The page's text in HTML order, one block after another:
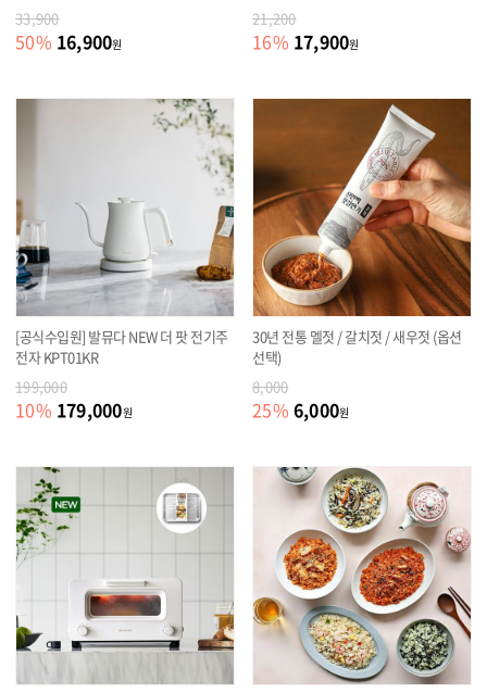
33,900
50% 16,900원
21,200
16% 17,900원
[공식수입원] 발뮤다 NEW 더 팟 전기주
전자 KPT01KR
199,000
10% 179,000원
30년 전통 멜젓 / 갈치젓 / 새우젓 (옵션
선택)
8,000
25% 6,000원